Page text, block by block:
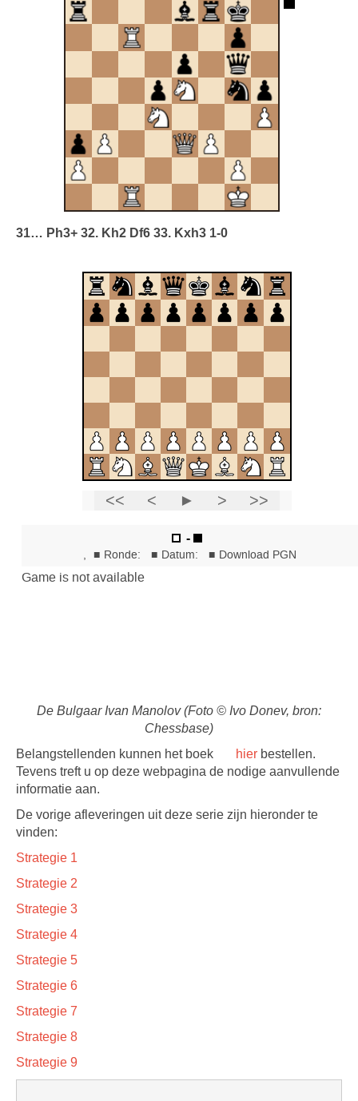
31… Ph3+ 32. Kh2 Df6 33. Kxh3 1-0
De Bulgaar Ivan Manolov (Foto © Ivo Donev, bron:
Chessbase)
Belangstellenden kunnen het boek
hier bestellen.
Tevens treft u op deze webpagina de nodige aanvullende
informatie aan.
De vorige afleveringen uit deze serie zijn hieronder te
vinden:
Strategie 1
Strategie 2
Strategie 3
Strategie 4
Strategie 5
Strategie 6
Strategie 7
Strategie 8
Strategie 9